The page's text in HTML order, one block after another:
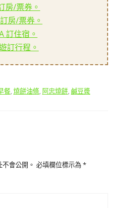
房/票券。
房/票券。
訂住宿。
訂行程。
餐,燒餅油條, 阿忠燒餅,鹹豆漿
會公開。 必填欄位標示為*